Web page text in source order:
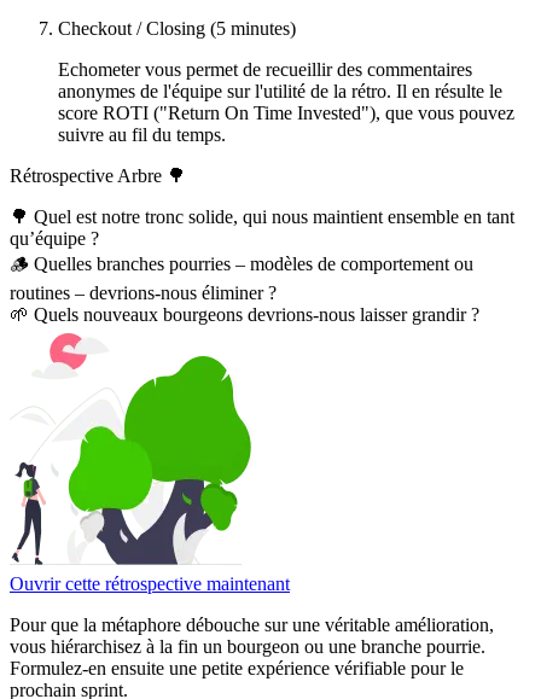
Checkout / Closing (5 minutes)
Echometer vous permet de recueillir des commentaires
anonymes de l'équipe sur l'utilité de la rétro. Il en résulte le
score ROTI ("Return On Time Invested"), que vous pouvez
suivre au fil du temps.
Rétrospective Arbre 🌳
🌳 Quel est notre tronc solide, qui nous maintient ensemble en tant
qu’équipe ?
🪵 Quelles branches pourries – modèles de comportement ou
routines – devrions-nous éliminer ?
🌱 Quels nouveaux bourgeons devrions-nous laisser grandir ?
Ouvrir cette rétrospective maintenant
Pour que la métaphore débouche sur une véritable amélioration,
vous hiérarchisez à la fin un bourgeon ou une branche pourrie.
Formulez-en ensuite une petite expérience vérifiable pour le
prochain sprint.